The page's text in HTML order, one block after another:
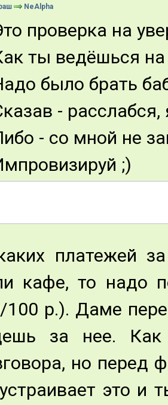
NeAlpha
проверка на
ты ведёшься
было брать
-
- со мной не
;)
платежей
кафе, то надо
100 р.). Даме
за нее.
но перед
это и